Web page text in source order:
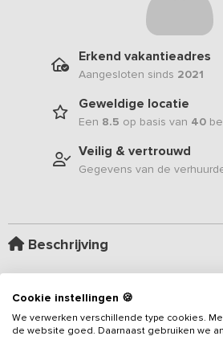
Erkend vakantieadres
Aangesloten sinds 2021
Geweldige locatie
Een 8.5 op basis van 40
Veilig & vertrouwd
Gegevens van de
Beschrijving
voormalige boerderij en is geschikt voor
Deze aangename vakantiewoning
een zit- en eetkamer met keuken en een
Cookie instellingen 🍪
We verwerken verschillende type cookies.
de website goed. Daarnaast gebruiken we